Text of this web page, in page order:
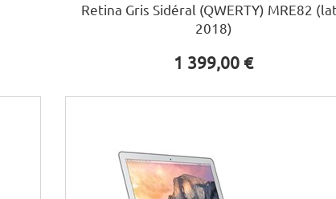
Retina Gris Sidéral (QWERTY) MRE82
2018)
1 399,00 €